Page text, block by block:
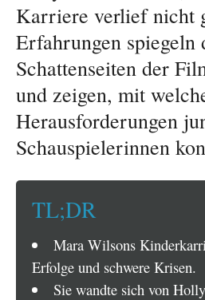
Karriere verlief nicht
Erfahrungen spiegeln
Schattenseiten der
und zeigen, mit
Herausforderungen
Schauspielerinnen
TL;DR
Mara Wilsons
Erfolge und schwere Krisen.
Sie wandte sich von